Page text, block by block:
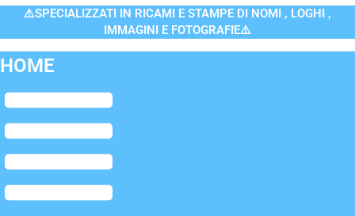
⚠️SPECIALIZZATI IN RICAMI E STAMPE DI NOMI , LOGHI ,
IMMAGINI E FOTOGRAFIE⚠️
HOME
Flyout
Menu